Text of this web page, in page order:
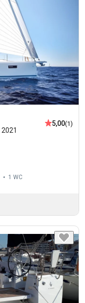
2021
5,00(1)
1 WC